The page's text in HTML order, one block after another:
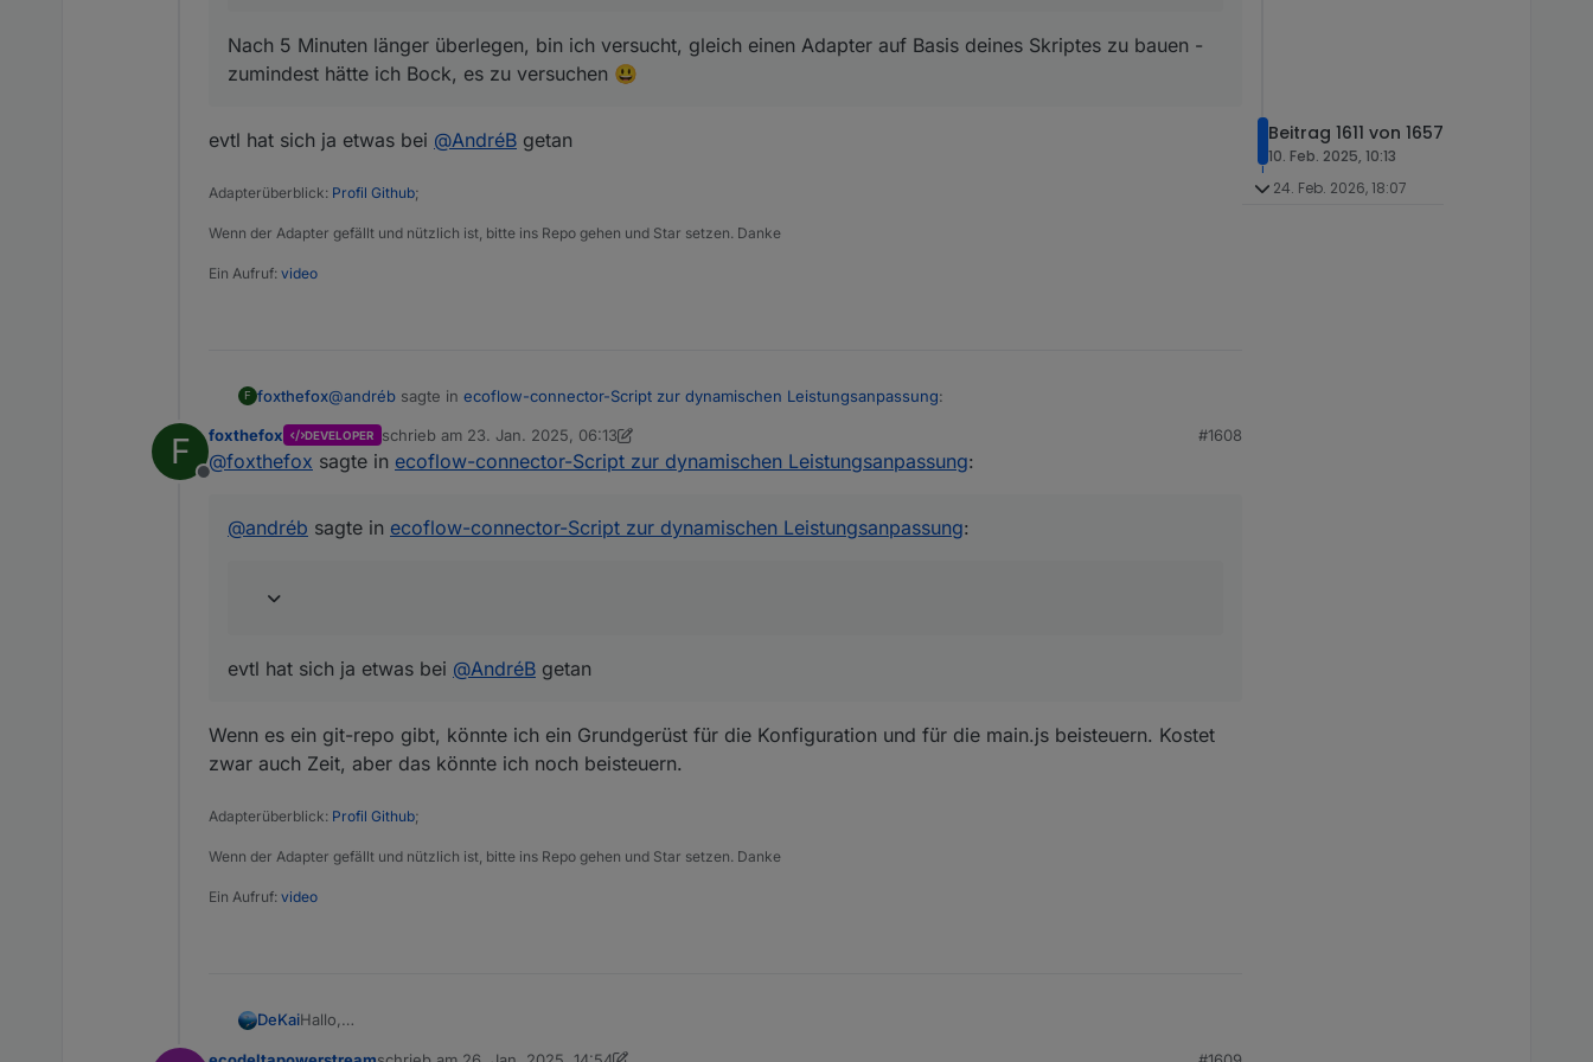
Nach 5 Minuten länger überlegen, bin ich versucht, gleich einen Adapter auf Basis deines Skriptes zu bauen -
zumindest hätte ich Bock, es zu versuchen 😃
evtl hat sich ja etwas bei @AndréB getan
Adapterüberblick: Profil Github;
Wenn der Adapter gefällt und nützlich ist, bitte ins Repo gehen und Star setzen. Danke
Ein Aufruf: video
F foxthefox@andréb sagte in ecoflow-connector-Script zur dynamischen Leistungsanpassung:
@andrébsaid inecoflow-connector-Script zur dynamischen Leistungsanpassung:
Dafür wäre es aber notwendig, es auf GitHub zu veröffentlichen. Dann könnte man da prima zusammen dran
arbeiten und Feedback bzw. Bugs "einsammeln" und erreicht auch potentiell mehr Leute. Falls du Interesse
zumindest hätte ich Bock, es zu versuchen 😃
F
Offline
foxthefox DEVELOPER schrieb am 23. Jan. 2025, 06:13
zuletzt editiert von foxthefox
#1608
@foxthefox sagte in ecoflow-connector-Script zur dynamischen Leistungsanpassung:
@andréb sagte in ecoflow-connector-Script zur dynamischen Leistungsanpassung:
evtl hat sich ja etwas bei @AndréB getan
Wenn es ein git-repo gibt, könnte ich ein Grundgerüst für die Konfiguration und für die main.js beisteuern. Kostet
zwar auch Zeit, aber das könnte ich noch beisteuern.
Adapterüberblick: Profil Github;
Wenn der Adapter gefällt und nützlich ist, bitte ins Repo gehen und Star setzen. Danke
Ein Aufruf: video
DeKaiHallo,
Beitrag 1611 von 1657
10. Feb. 2025, 10:13
24. Feb. 2026, 18:07